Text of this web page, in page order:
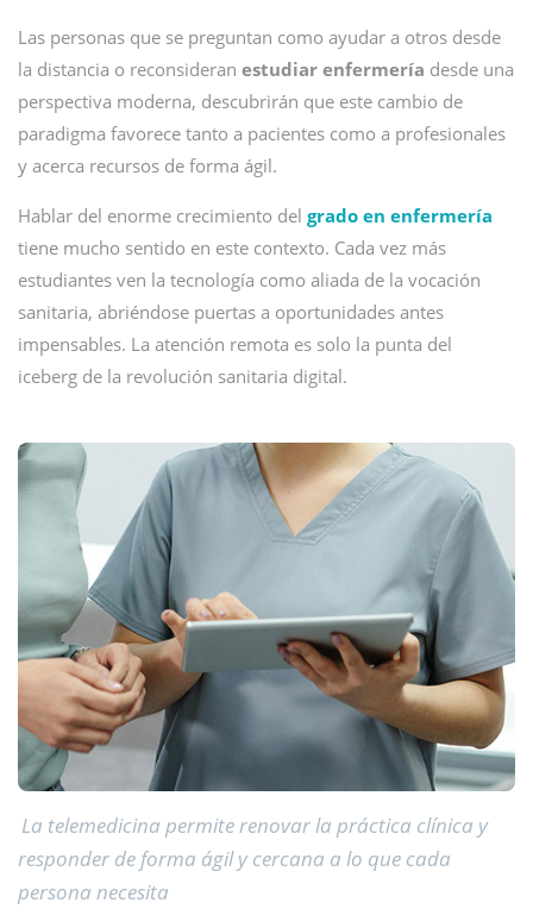
Las personas que se preguntan como ayudar a otros desde
la distancia o reconsideran estudiar enfermería desde una
perspectiva moderna, descubrirán que este cambio de
paradigma favorece tanto a pacientes como a profesionales
y acerca recursos de forma ágil.
Hablar del enorme crecimiento del grado en enfermería
tiene mucho sentido en este contexto. Cada vez más
estudiantes ven la tecnología como aliada de la vocación
sanitaria, abriéndose puertas a oportunidades antes
impensables. La atención remota es solo la punta del
iceberg de la revolución sanitaria digital.
La telemedicina permite renovar la práctica clínica y
responder de forma ágil y cercana a lo que cada
persona necesita